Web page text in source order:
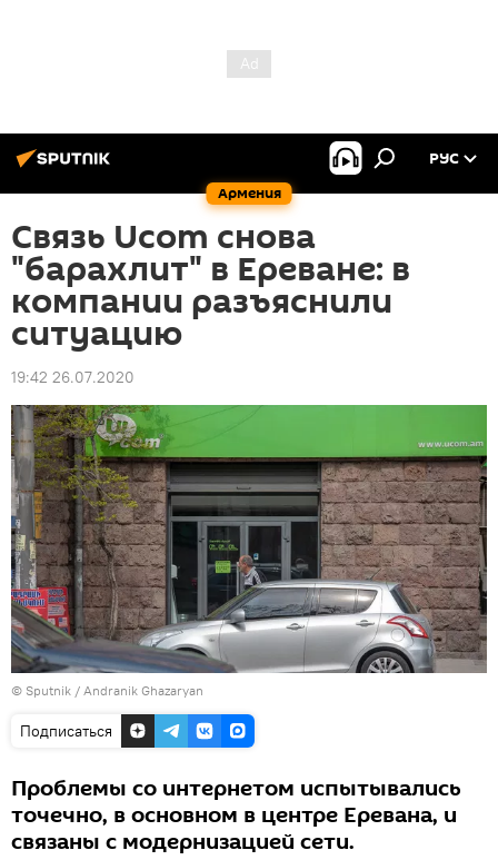
Армения
РУС
Связь Ucom снова
"барахлит" в Ереване: в
компании разъяснили
ситуацию
19:42 26.07.2020
© Sputnik / Andranik Ghazaryan
Подписаться
Проблемы со интернетом испытывались
точечно, в основном в центре Еревана, и
связаны с модернизацией сети.